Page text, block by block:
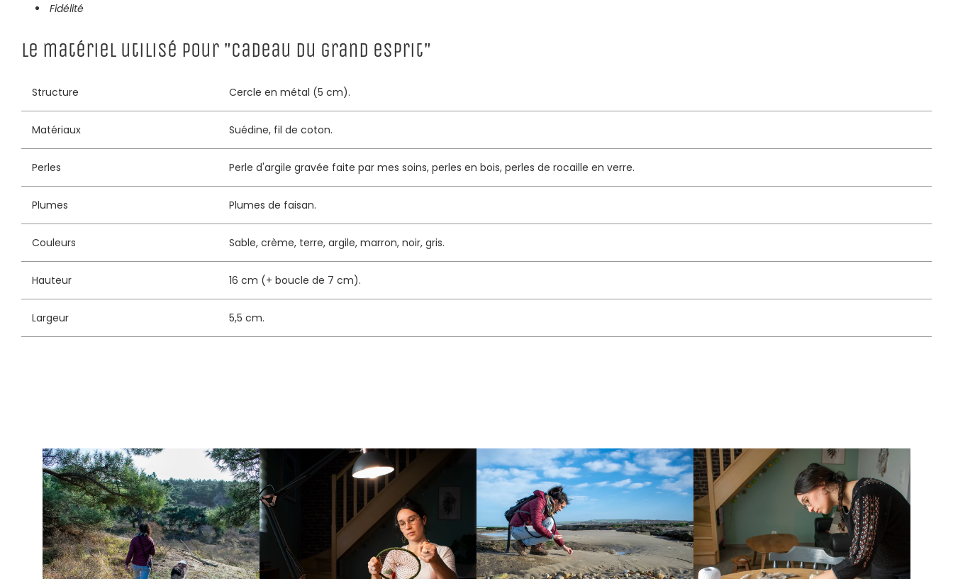
Fidélité
Le matériel utilisé pour "Cadeau du grand esprit"
Structure Cercle en métal (5 cm).
Matériaux Suédine, fil de coton.
Perles Perle d'argile gravée faite par mes soins, perles en bois, perles de rocaille en verre.
Plumes Plumes de faisan.
Couleurs Sable, crème, terre, argile, marron, noir, gris.
Hauteur 16 cm (+ boucle de 7 cm).
Largeur 5,5 cm.